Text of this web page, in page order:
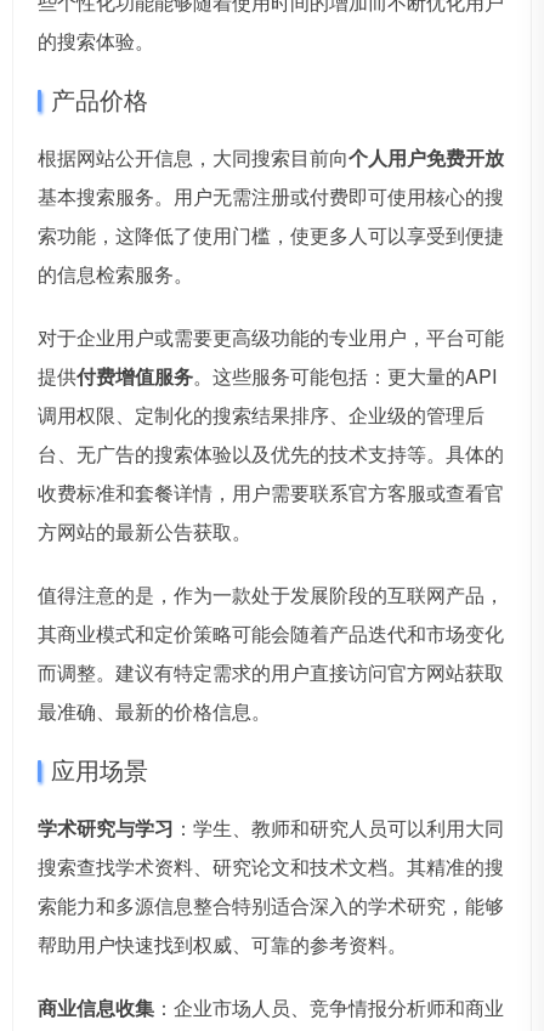
的搜索体验。
产品价格
根据网站公开信息，大同搜索目前向个人用户免费开放
基本搜索服务。用户无需注册或付费即可使用核心的搜
索功能，这降低了使用门槛，使更多人可以享受到便捷
的信息检索服务。
对于企业用户或需要更高级功能的专业用户，平台可能
提供付费增值服务。这些服务可能包括：更大量的API
调用权限、定制化的搜索结果排序、企业级的管理后
台、无广告的搜索体验以及优先的技术支持等。具体的
收费标准和套餐详情，用户需要联系官方客服或查看官
方网站的最新公告获取。
值得注意的是，作为一款处于发展阶段的互联网产品，
其商业模式和定价策略可能会随着产品迭代和市场变化
而调整。建议有特定需求的用户直接访问官方网站获取
最准确、最新的价格信息。
应用场景
学术研究与学习 ：学生、教师和研究人员可以利用大同
搜索查找学术资料、研究论文和技术文档。其精准的搜
索能力和多源信息整合特别适合深入的学术研究，能够
帮助用户快速找到权威、可靠的参考资料。
商业信息收集 ：企业市场人员、竞争情报分析师和商业